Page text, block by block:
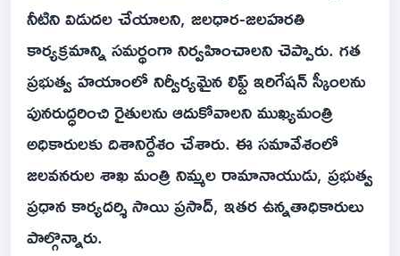
నీటిని విడుదల చేయాలని, జలధార-జలహరతి
కార్యక్రమాన్ని సమర్థంగా నిర్వహించాలని చెప్పారు. గత
ప్రభుత్వ హయాంలో నిర్వీర్యమైన లిఫ్ట్ ఇరిగేషన్ స్కీంలను
పునరుద్ధరించి రైతులను ఆదుకోవాలని ముఖ్యమంత్రి
అధికారులకు దిశానిర్దేశం చేశారు. ఈ సమావేశంలో
జలవనరుల శాఖ మంత్రి నిమ్మల రామానాయుడు, ప్రభుత్వ
ప్రధాన కార్యదర్శి సాయి ప్రసాద్, ఇతర ఉన్నతాధికారులు
పాల్గొన్నారు.